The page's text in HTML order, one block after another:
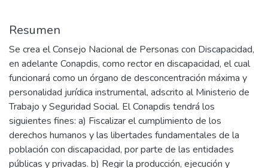
Resumen
Se crea el Consejo Nacional de Personas con Discapacidad,
en adelante Conapdis, como rector en discapacidad, el cual
funcionará como un órgano de desconcentración máxima y
personalidad jurídica instrumental, adscrito al Ministerio de
Trabajo y Seguridad Social. El Conapdis tendrá los
siguientes fines: a) Fiscalizar el cumplimiento de los
derechos humanos y las libertades fundamentales de la
población con discapacidad, por parte de las entidades
públicas y privadas. b) Regir la producción, ejecución y